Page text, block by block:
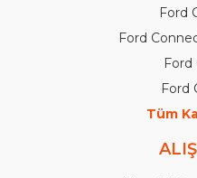
Ford
Ford
Ford
Ford
Tüm